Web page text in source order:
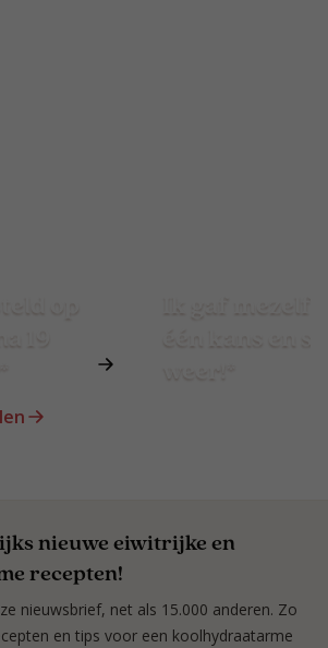
nieuwe eiwitrijke en
recepten!
nieuwsbrief, net als 15.000 anderen. Zo
en tips voor een koolhydraatarme